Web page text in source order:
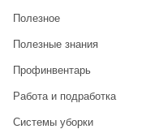
Полезное
Полезные знания
Профинвентарь
Работа и подработка
Системы уборки